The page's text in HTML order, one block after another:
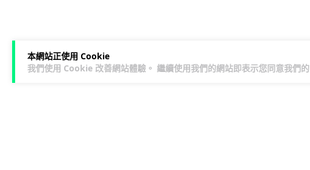
本網站正使用 Cookie
我們使用 Cookie 改善網站體驗。 繼續使用我們的網站即表示您同意我們的